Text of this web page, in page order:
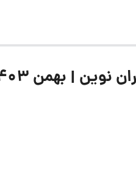
| بهمن ۱۴۰۳